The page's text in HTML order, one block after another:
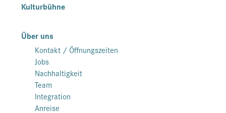
Kulturbühne
Über uns
Kontakt / Öffnungszeiten
Jobs
Nachhaltigkeit
Team
Integration
Anreise